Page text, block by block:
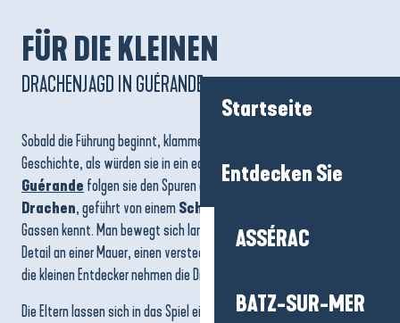
Startseite
Entdecken Sie
ASSÉRAC
BATZ-SUR-MER
FÜR DIE KLEINEN
DRACHENJAGD IN GUÉRANDE
Sobald die Führung beginnt, klammern sich die Kinder an die
Geschichte, als würden sie in ein echtes Märchen eintreten. In
Guérande folgen sie den Spuren einesgeheimnisvollen
Drachen, geführt von einemSchatzjäger
Gassen kennt. Man bewegt sich langsam vorwärts, achtet auf ein
Detail an einer Mauer, einen versteckten Hinweis neben einer Tür, und
die kleinen Entdecker nehmen die Dinge selbst in die Hand.
Die Eltern lassen sich in das Spiel einbeziehen, genießen